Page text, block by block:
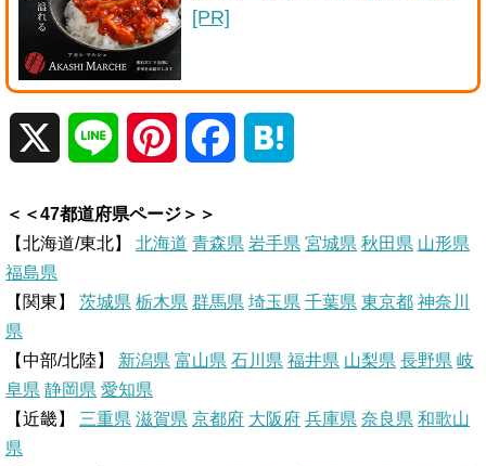
[PR]
n n c t
＜＜47都道府県ページ＞＞
【北海道/東北】 北海道 青森県 岩手県 宮城県 秋田県 山形県
福島県
【関東】 茨城県 栃木県 群馬県 埼玉県 千葉県 東京都 神奈川
県
【中部/北陸】 新潟県 富山県 石川県 福井県 山梨県 長野県 岐
阜県 静岡県 愛知県
【近畿】 三重県 滋賀県 京都府 大阪府 兵庫県 奈良県 和歌山
県